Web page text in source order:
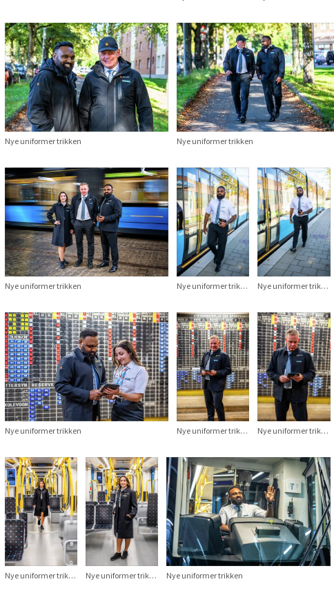
Nye uniformer trikken Nye uniformer trikken
Nye uniformer trikken Nye uniformer trikken Nye uniformer trikken
Nye uniformer trikken Nye uniformer trikken Nye uniformer trikken
Nye uniformer trikken Nye uniformer trikken Nye uniformer trikken